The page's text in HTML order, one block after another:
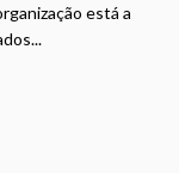
está a